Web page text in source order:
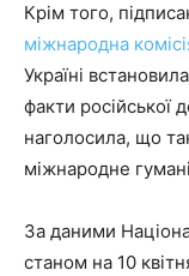
Крім того,
міжнародна
Україні
факти російської
наголосила, що
міжнародне
За даними
станом на 10